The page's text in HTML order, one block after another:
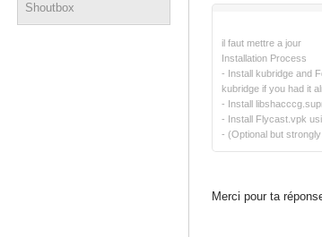
Shoutbox
il faut mettre a jour
Installation Process
- Install kubridge and
kubridge if you had it
- Install
- Install Flycast.vpk
- (Optional but
Merci pour ta